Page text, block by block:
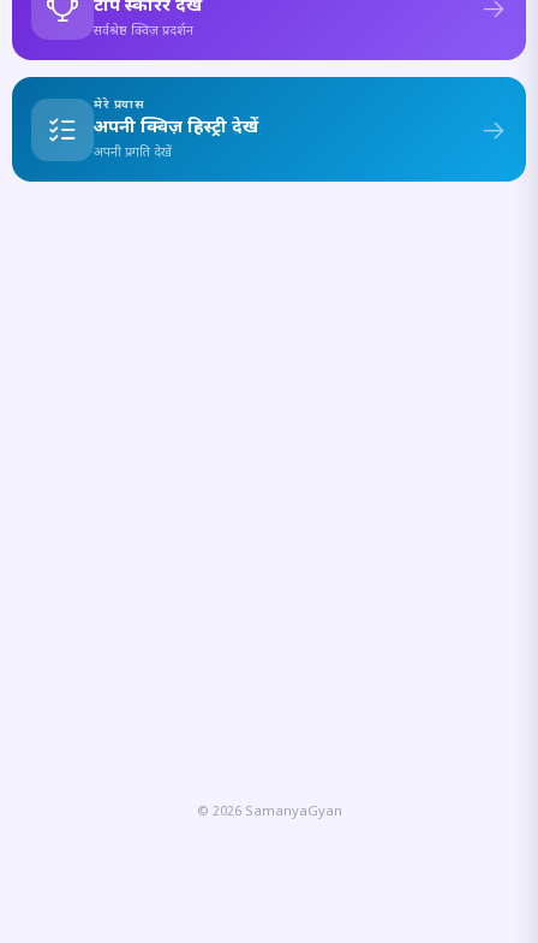
टॉप स्कोरर देखें
सर्वश्रेष्ठ क्विज़ प्रदर्शन
मेरे प्रयास
अपनी क्विज़ हिस्ट्री देखें
अपनी प्रगति देखें
© 2026 SamanyaGyan